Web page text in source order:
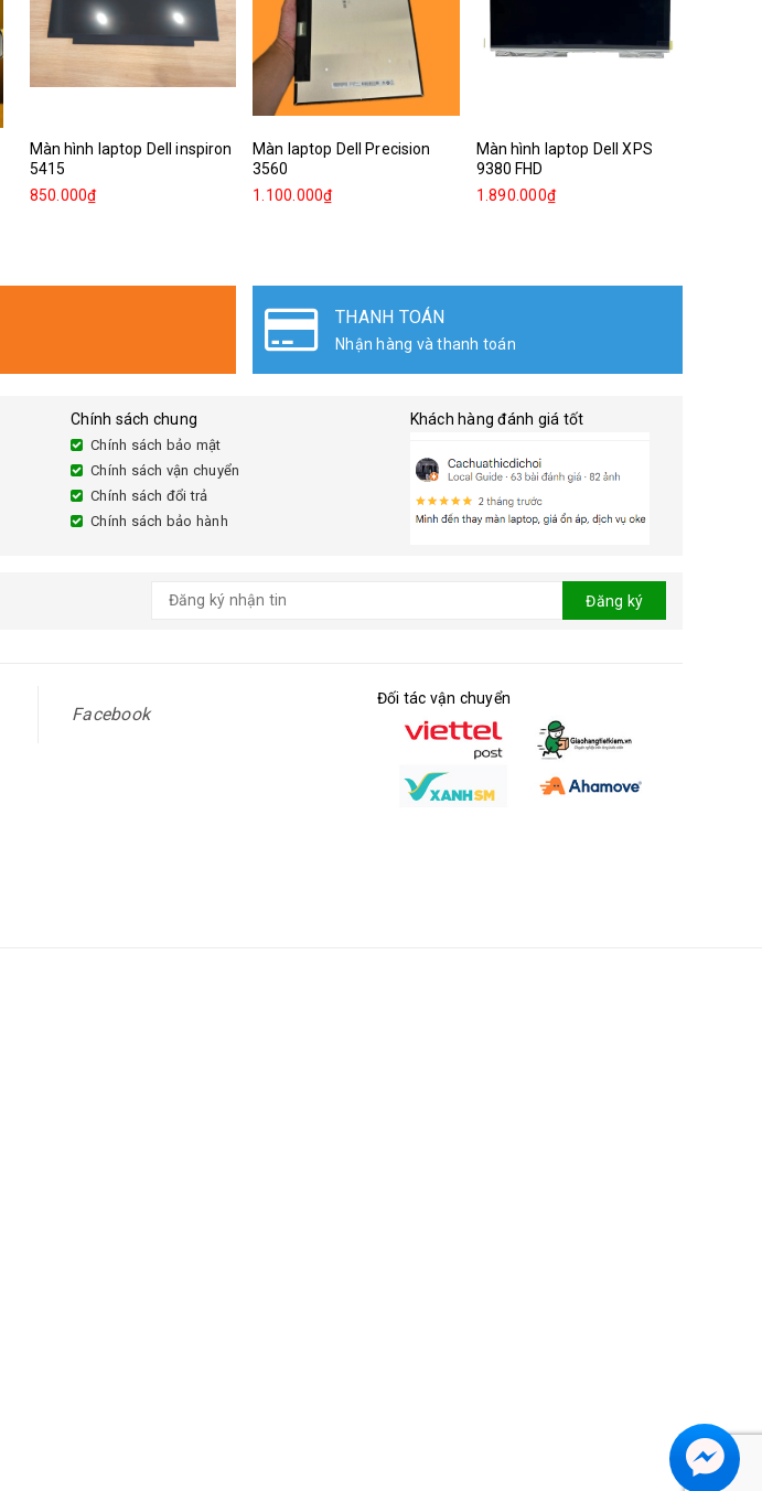
Màn hình laptop Dell inspiron
5415
850.000₫
Màn laptop Dell Precision
3560
1.100.000₫
Màn hình laptop Dell XPS
9380 FHD
1.890.000₫
THANH TOÁN
Nhận hàng và thanh toán
Chính sách chung
Chính sách bảo mật
Chính sách vận chuyển
Chính sách đổi trả
Chính sách bảo hành
Khách hàng đánh giá tốt
Đăng ký
Facebook
Đối tác vận chuyển